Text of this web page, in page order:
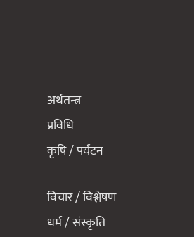
अर्थतन्त्र
प्रविधि
कृषि / पर्यटन
विचार / विश्लेषण
धर्म / संस्कृति